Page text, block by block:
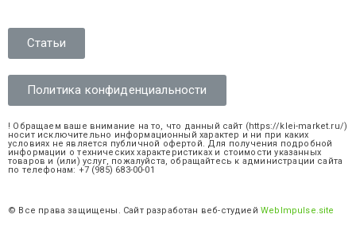
Статьи
Политика конфиденциальности
! Обращаем ваше внимание на то, что данный сайт (https://klei-market.ru/)
носит исключительно информационный характер и ни при каких
условиях не является публичной офертой. Для получения подробной
информации о технических характеристиках и стоимости указанных
товаров и (или) услуг, пожалуйста, обращайтесь к администрации сайта
по телефонам: +7 (985) 683-00-01
© Все права защищены. Сайт разработан веб-студиейWebImpulse.site